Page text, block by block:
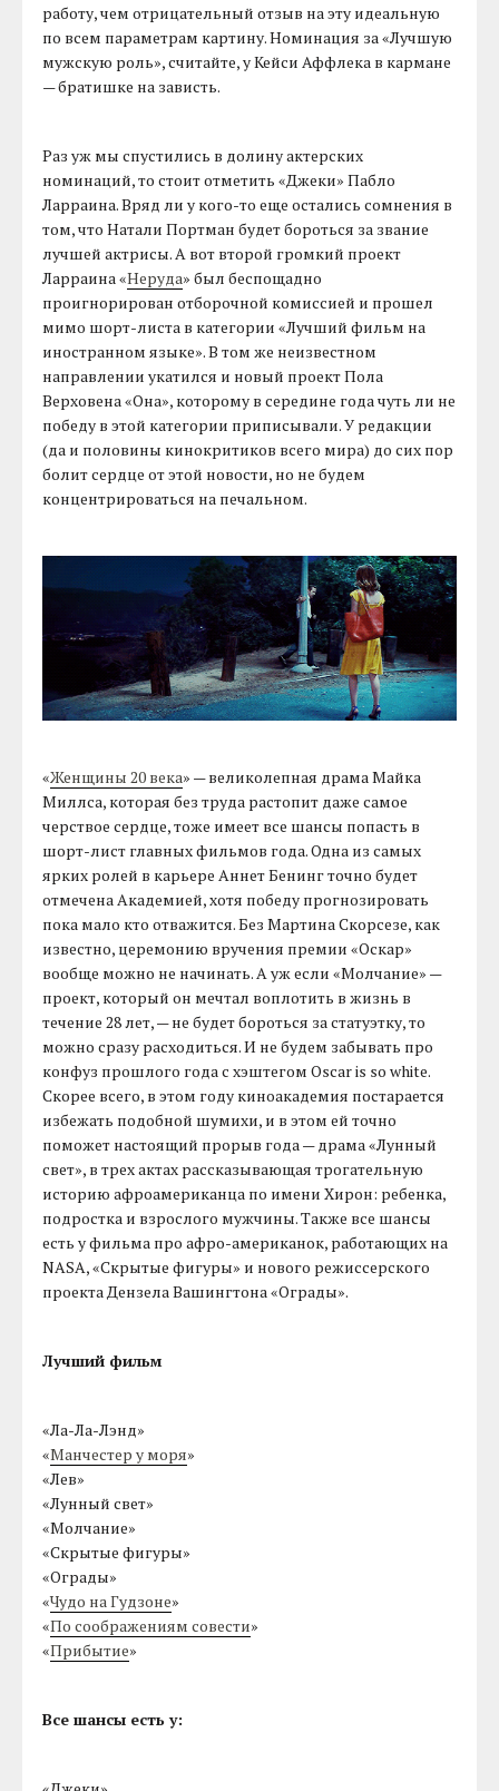
работу, чем отрицательный отзыв на эту идеальную
по всем параметрам картину. Номинация за «Лучшую
мужскую роль», считайте, у Кейси Аффлека в кармане
— братишке на зависть.
Раз уж мы спустились в долину актерских
номинаций, то стоит отметить «Джеки» Пабло
Ларраина. Вряд ли у кого-то еще остались сомнения в
том, что Натали Портман будет бороться за звание
лучшей актрисы. А вот второй громкий проект
Ларраина «Неруда» был беспощадно
проигнорирован отборочной комиссией и прошел
мимо шорт-листа в категории «Лучший фильм на
иностранном языке». В том же неизвестном
направлении укатился и новый проект Пола
Верховена «Она», которому в середине года чуть ли не
победу в этой категории приписывали. У редакции
(да и половины кинокритиков всего мира) до сих пор
болит сердце от этой новости, но не будем
концентрироваться на печальном.
«Женщины 20 века» — великолепная драма Майка
Миллса, которая без труда растопит даже самое
черствое сердце, тоже имеет все шансы попасть в
шорт-лист главных фильмов года. Одна из самых
ярких ролей в карьере Аннет Бенинг точно будет
отмечена Академией, хотя победу прогнозировать
пока мало кто отважится. Без Мартина Скорсезе, как
известно, церемонию вручения премии «Оскар»
вообще можно не начинать. А уж если «Молчание» —
проект, который он мечтал воплотить в жизнь в
течение 28 лет, — не будет бороться за статуэтку, то
можно сразу расходиться. И не будем забывать про
конфуз прошлого года с хэштегом Oscar is so white.
Скорее всего, в этом году киноакадемия постарается
избежать подобной шумихи, и в этом ей точно
поможет настоящий прорыв года — драма «Лунный
свет», в трех актах рассказывающая трогательную
историю афроамериканца по имени Хирон: ребенка,
подростка и взрослого мужчины. Также все шансы
есть у фильма про афро-американок, работающих на
NASA, «Скрытые фигуры» и нового режиссерского
проекта Дензела Вашингтона «Ограды».
Лучший фильм
«Ла-Ла-Лэнд»
«Манчестер у моря»
«Лев»
«Лунный свет»
«Молчание»
«Скрытые фигуры»
«Ограды»
«Чудо на Гудзоне»
«По соображениям совести»
«Прибытие»
Все шансы есть у: